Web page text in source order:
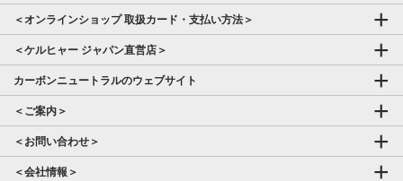
＜オンラインショップ 取扱カード・支払い方法＞
＜ケルヒャー ジャパン直営店＞
カーボンニュートラルのウェブサイト
＜ご案内＞
＜お問い合わせ＞
＜会社情報＞